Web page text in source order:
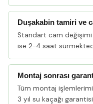
Duşakabin tamiri ve
Standart cam değişimi
ise 2-4 saat
Montaj sonrası
Tüm montaj
3 yıl su kaçağı